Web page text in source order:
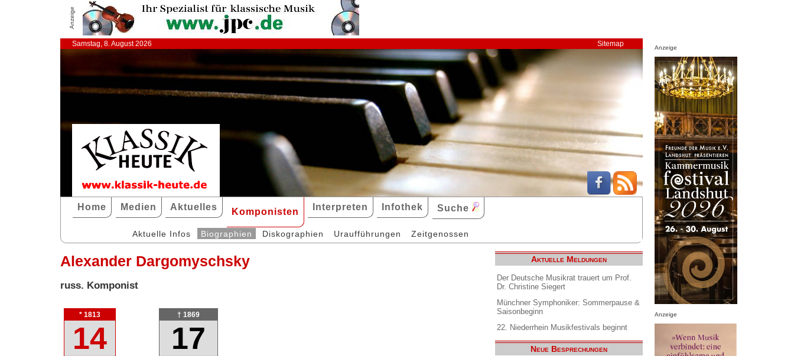
Anzeige
Samstag, 8. August 2026 Sitemap
Home Medien Aktuelles Komponisten Interpreten Infothek Suche
Aktuelle Infos Biographien Diskographien Uraufführungen Zeitgenossen
Alexander Dargomyschsky
russ. Komponist
* 1813
14
† 1869
17
Aktuelle Meldungen
Der Deutsche Musikrat trauert um Prof.
Dr. Christine Siegert
Münchner Symphoniker: Sommerpause &
Saisonbeginn
22. Niederrhein Musikfestivals beginnt
Neue Besprechungen
Anzeige
Anzeige